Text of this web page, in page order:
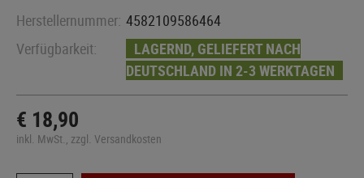
Herstellernummer: 4582109586464
Verfügbarkeit:
LAGERND, GELIEFERT NACH
DEUTSCHLAND IN 2-3 WERKTAGEN
€ 18,90
inkl. MwSt., zzgl. Versandkosten